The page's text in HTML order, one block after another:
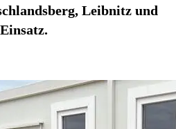
Leibnitz und